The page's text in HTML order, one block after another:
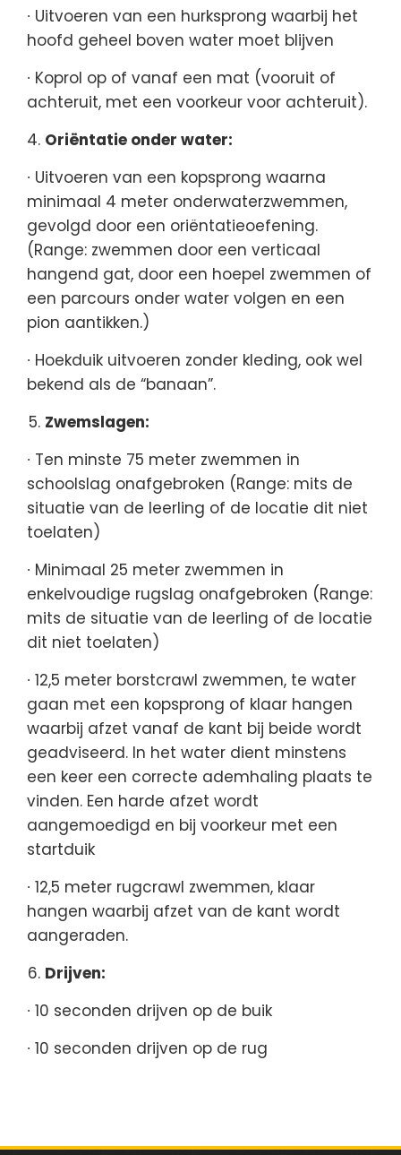
∙ Uitvoeren van een hurksprong waarbij het
hoofd geheel boven water moet blijven
∙ Koprol op of vanaf een mat (vooruit of
achteruit, met een voorkeur voor achteruit).
Oriëntatie onder water:
∙ Uitvoeren van een kopsprong waarna
minimaal 4 meter onderwaterzwemmen,
gevolgd door een oriëntatieoefening.
(Range: zwemmen door een verticaal
hangend gat, door een hoepel zwemmen of
een parcours onder water volgen en een
pion aantikken.)
∙ Hoekduik uitvoeren zonder kleding, ook wel
bekend als de “banaan”.
Zwemslagen:
∙ Ten minste 75 meter zwemmen in
schoolslag onafgebroken (Range: mits de
situatie van de leerling of de locatie dit niet
toelaten)
∙ Minimaal 25 meter zwemmen in
enkelvoudige rugslag onafgebroken (Range:
mits de situatie van de leerling of de locatie
dit niet toelaten)
∙ 12,5 meter borstcrawl zwemmen, te water
gaan met een kopsprong of klaar hangen
waarbij afzet vanaf de kant bij beide wordt
geadviseerd. In het water dient minstens
een keer een correcte ademhaling plaats te
vinden. Een harde afzet wordt
aangemoedigd en bij voorkeur met een
startduik
∙ 12,5 meter rugcrawl zwemmen, klaar
hangen waarbij afzet van de kant wordt
aangeraden.
Drijven:
∙ 10 seconden drijven op de buik
∙ 10 seconden drijven op de rug